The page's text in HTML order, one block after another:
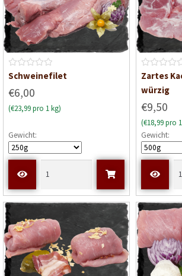
B
w
e
t
e
t
t
0
v
o
n
5
Schweinefilet
€6,00
(€23,99 pro 1 kg)
Gewicht:
B
e
r
t
e
t
t
0
v
o
n
Zartes
würzig
€9,50
(€18,99 pro
Gewicht: